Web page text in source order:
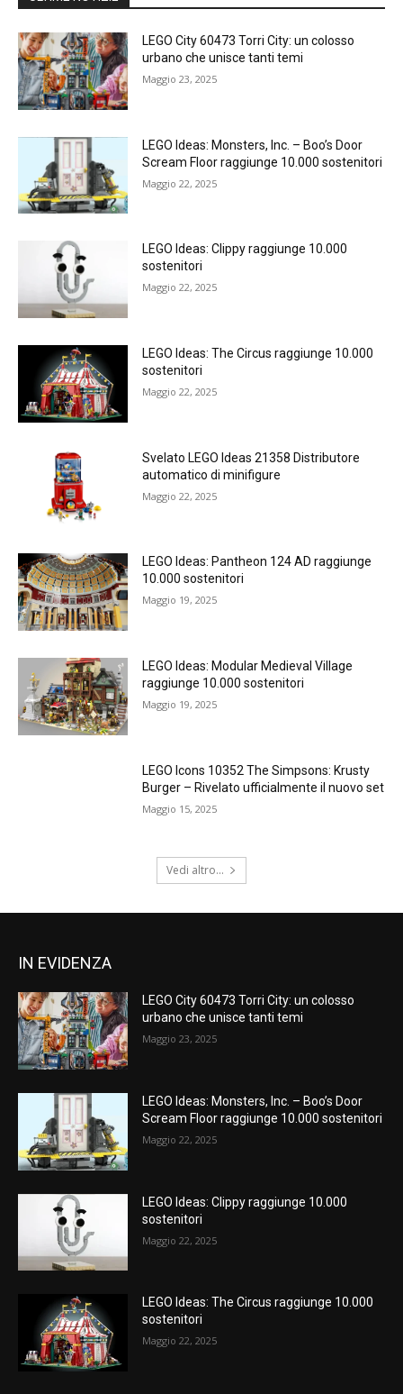
LEGO City 60473 Torri City: un colosso
urbano che unisce tanti temi
Maggio 23, 2025
LEGO Ideas: Monsters, Inc. – Boo’s Door
Scream Floor raggiunge 10.000 sostenitori
Maggio 22, 2025
LEGO Ideas: Clippy raggiunge 10.000
sostenitori
Maggio 22, 2025
LEGO Ideas: The Circus raggiunge 10.000
sostenitori
Maggio 22, 2025
Svelato LEGO Ideas 21358 Distributore
automatico di minifigure
Maggio 22, 2025
LEGO Ideas: Pantheon 124 AD raggiunge
10.000 sostenitori
Maggio 19, 2025
LEGO Ideas: Modular Medieval Village
raggiunge 10.000 sostenitori
Maggio 19, 2025
LEGO Icons 10352 The Simpsons: Krusty
Burger – Rivelato ufficialmente il nuovo set
Maggio 15, 2025
Vedi altro...
IN EVIDENZA
LEGO City 60473 Torri City: un colosso
urbano che unisce tanti temi
Maggio 23, 2025
LEGO Ideas: Monsters, Inc. – Boo’s Door
Scream Floor raggiunge 10.000 sostenitori
Maggio 22, 2025
LEGO Ideas: Clippy raggiunge 10.000
sostenitori
Maggio 22, 2025
LEGO Ideas: The Circus raggiunge 10.000
sostenitori
Maggio 22, 2025